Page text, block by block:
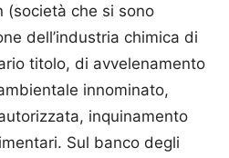
(società che si sono
dell’industria chimica di
titolo, di avvelenamento
innominato,
inquinamento
Sul banco degli